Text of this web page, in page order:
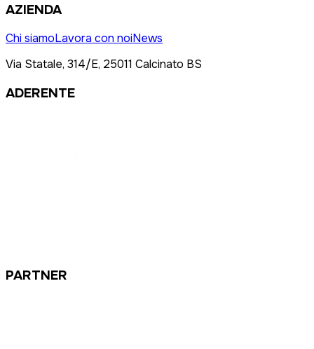
AZIENDA
Chi siamoLavora con noiNews
Via Statale, 314/E, 25011 Calcinato BS
ADERENTE
PARTNER